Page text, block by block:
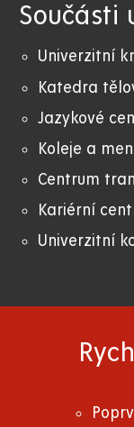
Součásti
Univerzitní
Katedra
Jazykové
Koleje a
Centrum
Kariérní
Univerzitní